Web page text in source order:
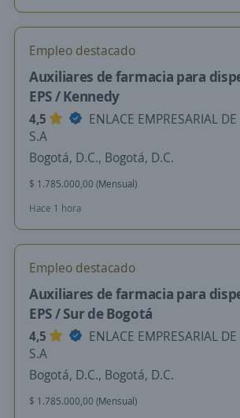
Empleo destacado
Auxiliares de farmacia para
EPS / Kennedy
4,5
ENLACE EMPRESARIAL DE
S.A
Bogotá, D.C., Bogotá, D.C.
$ 1.785.000,00 (Mensual)
Hace 1 hora
Empleo destacado
Auxiliares de farmacia para
EPS / Sur de Bogotá
4,5
ENLACE EMPRESARIAL DE
S.A
Bogotá, D.C., Bogotá, D.C.
$ 1.785.000,00 (Mensual)